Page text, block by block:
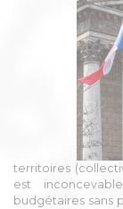
territoires
est
budgétaires sans